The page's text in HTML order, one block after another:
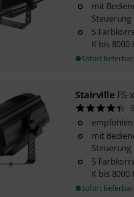
mit
Steuerung
5
K bis 8000
Sofort lieferbar
Stairville
9
mit
Steuerung
5
K bis 8000
Sofort lieferbar